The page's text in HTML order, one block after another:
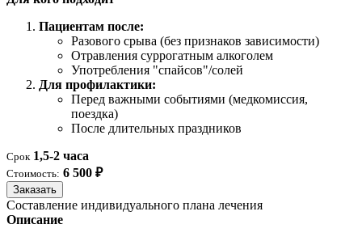
Пациентам после:
Разового срыва (без признаков зависимости)
Отравления суррогатным алкоголем
Употребления "спайсов"/солей
Для профилактики:
Перед важными событиями (медкомиссия,
поездка)
После длительных праздников
Срок 1,5-2 часа
Стоимость: 6 500 ₽
Заказать
Составление индивидуального плана лечения
Описание